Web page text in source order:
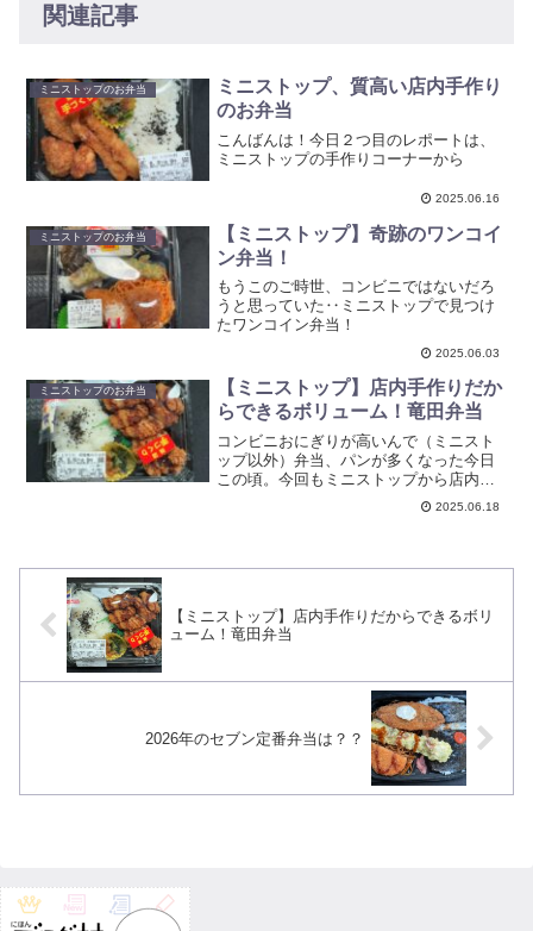
関連記事
ミニストップのお弁当
ミニストップ、質高い店内手作り
のお弁当
こんばんは！今日２つ目のレポートは、
ミニストップの手作りコーナーから
2025.06.16
ミニストップのお弁当
【ミニストップ】奇跡のワンコイ
ン弁当！
もうこのご時世、コンビニではないだろ
うと思っていた‥ミニストップで見つけ
たワンコイン弁当！
2025.06.03
ミニストップのお弁当
【ミニストップ】店内手作りだか
らできるボリューム！竜田弁当
コンビニおにぎりが高いんで（ミニスト
ップ以外）弁当、パンが多くなった今日
この頃。今回もミニストップから店内手
2025.06.18
【ミニストップ】店内手作りだからできるボリ
ューム！竜田弁当
2026年のセブン定番弁当は？？